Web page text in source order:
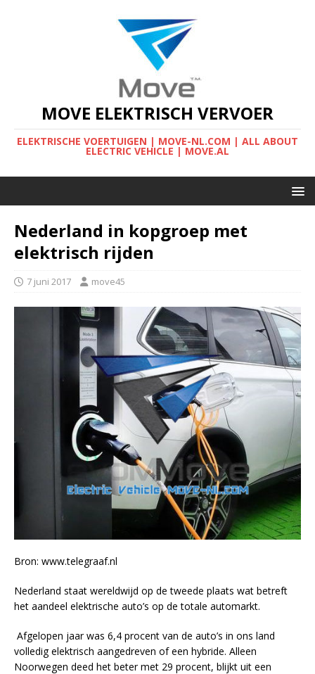
MOVE ELEKTRISCH VERVOER
ELEKTRISCHE VOERTUIGEN | MOVE-NL.COM | ALL ABOUT
ELECTRIC VEHICLE | MOVE.AL
Nederland in kopgroep met
elektrisch rijden
7 juni 2017 move45
Bron: www.telegraaf.nl
Nederland staat wereldwijd op de tweede plaats wat betreft
het aandeel elektrische auto’s op de totale automarkt.
Afgelopen jaar was 6,4 procent van de auto’s in ons land
volledig elektrisch aangedreven of een hybride. Alleen
Noorwegen deed het beter met 29 procent, blijkt uit een